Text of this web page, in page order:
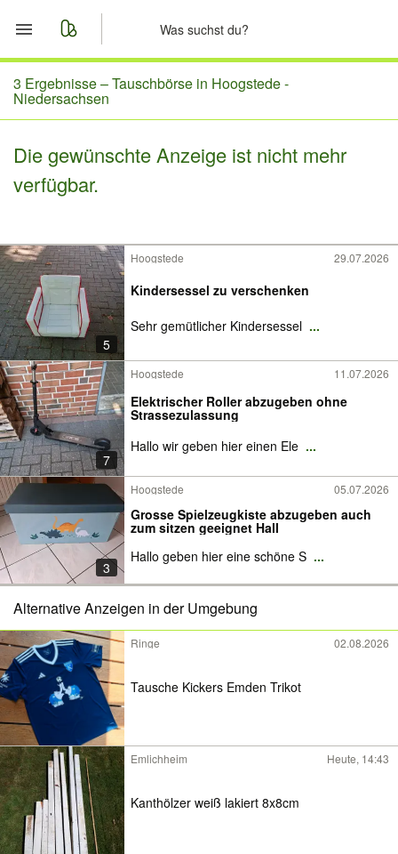
Start
Merkliste
Nachrichten
3 Ergebnisse –Tauschbörse in Hoogstede -
Niedersachsen
Die gewünschte Anzeige ist nicht mehr
verfügbar.
5
Hoogstede 29.07.2026
Kindersessel zu verschenken
Sehr gemütlicher Kindersessel ...
7
Hoogstede 11.07.2026
Elektrischer Roller abzugeben ohne
Strassezulassung
Hallo wir geben hier einen Ele ...
3
Hoogstede 05.07.2026
Grosse Spielzeugkiste abzugeben auch
zum sitzen geeignet Hall
Hallo geben hier eine schöne S ...
Alternative Anzeigen in der Umgebung
Ringe 02.08.2026
Tausche Kickers Emden Trikot
Emlichheim Heute, 14:43
Kanthölzer weiß lakiert 8x8cm